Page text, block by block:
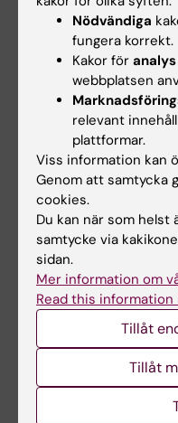
ikatastrofer
Masterprogrammet Public
Health in Disasters gav den
före detta KI-…
17 jun 2026
Nu går "sista kullen"
från gamla
läkarprogrammet ut i
yrkeslivet
När Gottfrid Rehnman och
hans kursare på det 5,5-åriga
Nödvändiga
fungera korrekt.
Kakor för analys
webbplatsen
relevant
plattformar.
Viss information kan
Genom att samtycka
cookies.
Du kan när som helst
samtycke via
sidan.
Mer information om
Read this information
Tillåt
Tillåt